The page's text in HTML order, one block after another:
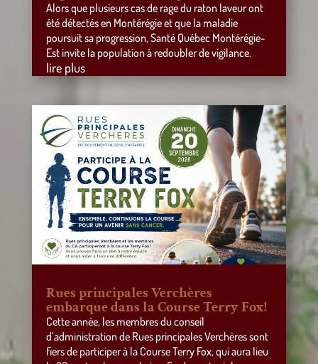
Alors que plusieurs cas de rage du raton laveur ont
été détectés en Montérégie et que la maladie
poursuit sa progression, Santé Québec Montérégie-
Est invite la population à redoubler de vigilance.
lire plus
Rues principales Verchères
embarque dans la Course Terry Fox!
Cette année, les membres du conseil
d’administration de Rues principales Verchères sont
fiers de participer à la Course Terry Fox, qui aura lieu